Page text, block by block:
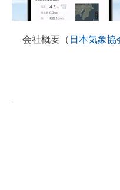
会社概要（ 日本気象協